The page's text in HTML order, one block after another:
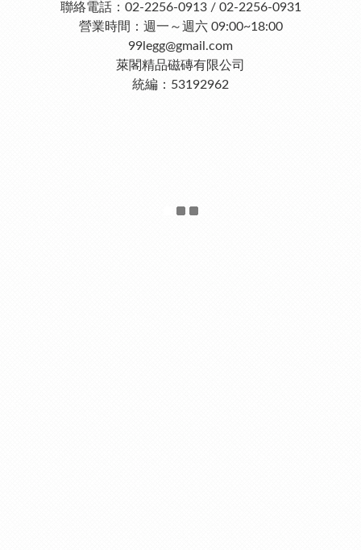
聯絡電話：02-2256-0913 / 02-2256-0931
營業時間：週一～週六 09:00~18:00
99legg@gmail.com
萊閣精品磁磚有限公司
統編：53192962